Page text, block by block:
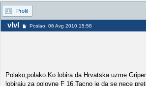
Profil
vlvl Poslao: 06 Avg 2010 15:58
Polako,polako.Ko lobira da Hrvatska uzme
lobiraju za polovne F 16.Tacno je da se nece